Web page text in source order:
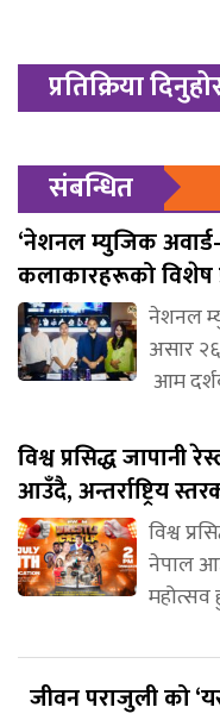
प्रतिक्रिया
संबन्धित
‘नेशनल म्युजिक
कलाकारहरूको विशेष
नेशनल
असार
आम
विश्व प्रसिद्ध जापानी
आउँदै, अन्तर्राष्ट्रिय
विश्व
नेपाल
महोत्सव
जीवन पराजुली को